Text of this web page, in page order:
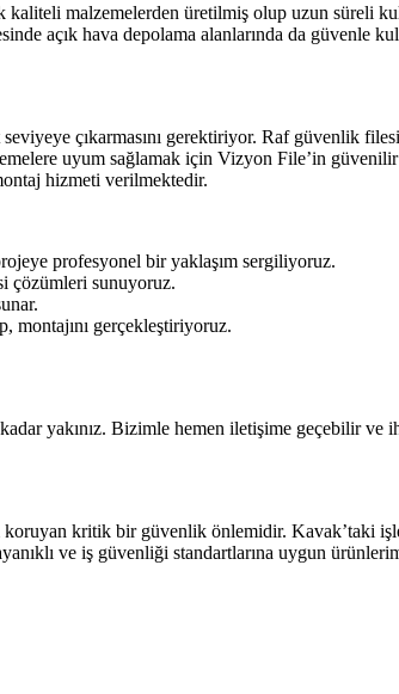
malzemelerden üretilmiş olup uzun süreli
açık hava depolama alanlarında da
çıkarmasını gerektiriyor. Raf güvenlik
uyum sağlamak için Vizyon File’in
hizmeti verilmektedir.
profesyonel bir yaklaşım sergiliyoruz.
çözümleri sunuyoruz.
montajını gerçekleştiriyoruz.
yakınız. Bizimle hemen iletişime geçebilir ve
koruyan kritik bir güvenlik önlemidir. Kavak’taki
ve iş güvenliği standartlarına uygun